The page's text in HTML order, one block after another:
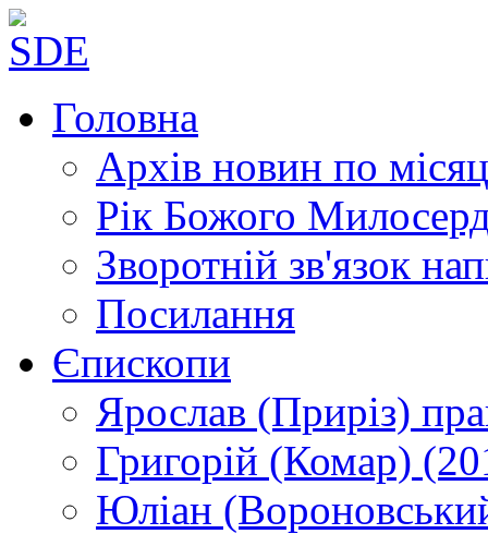
Головна
Архів новин по
Рік Божого
Зворотній зв'язок
Посилання
Єпископи
Ярослав (Приріз)
Григорій (Комар)
Юліан